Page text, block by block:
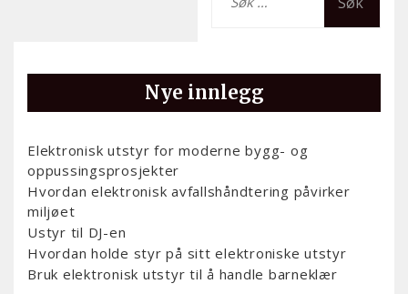
etter:
Nye innlegg
Elektronisk utstyr for moderne bygg- og
oppussingsprosjekter
Hvordan elektronisk avfallshåndtering påvirker
miljøet
Ustyr til DJ-en
Hvordan holde styr på sitt elektroniske utstyr
Bruk elektronisk utstyr til å handle barneklær